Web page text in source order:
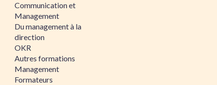
Communication et
Management
Du management à la
direction
OKR
Autres formations
Management
Formateurs